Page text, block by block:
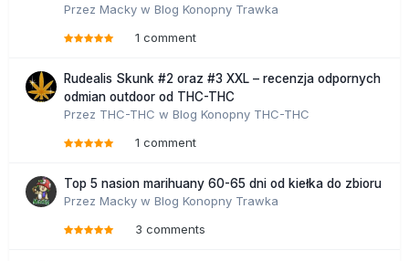
Przez Macky w Blog Konopny Trawka
1 comment
Rudealis Skunk #2 oraz #3 XXL – recenzja odpornych
odmian outdoor od THC-THC
Przez THC-THC w Blog Konopny THC-THC
1 comment
Top 5 nasion marihuany 60-65 dni od kiełka do zbioru
Przez Macky w Blog Konopny Trawka
3 comments